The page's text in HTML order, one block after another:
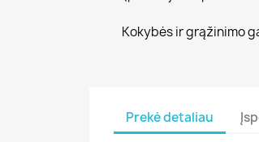
Kokybės ir grąžinimo
Prekė detaliau